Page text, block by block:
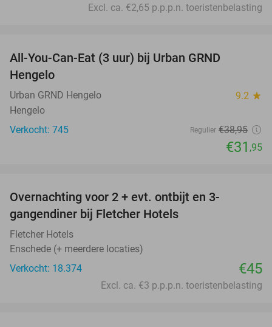
Excl. ca. €2,65 p.p.p.n. toeristenbelasting
All-You-Can-Eat (3 uur) bij Urban GRND
Hengelo
Urban GRND Hengelo 9.2 star
Hengelo
Verkocht: 745
Regulier €38,95
€31 ,95
Overnachting voor 2 + evt. ontbijt en 3-
gangendiner bij Fletcher Hotels
Fletcher Hotels
Enschede (+ meerdere locaties)
Verkocht: 18.374
€45
Excl. ca. €3 p.p.p.n. toeristenbelasting